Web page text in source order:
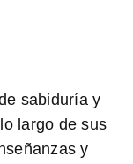
sabiduría y
largo de sus
y